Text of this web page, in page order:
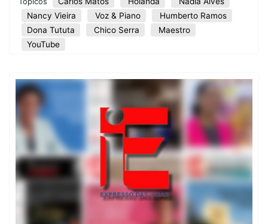
Nancy Vieira
Voz & Piano
Humberto Ramos
Dona Tututa
Chico Serra
Maestro
YouTube